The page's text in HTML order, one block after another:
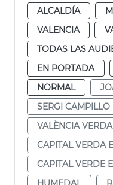
ALCALDÍA
VALENCIA
TODAS LAS
EN PORTADA
NORMAL
SERGI CAMPILLO
VALÈNCIA VERDA
CAPITAL VERDA
CAPITAL VERDE